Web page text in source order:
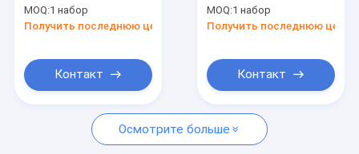
Новости
Запросите цитату
Свертываемое оборудование для навеса
долговечный
электрический
MOQ:1 набор
Получить последнюю цену
Контакт
оптовая продажа
изготовителя
MOQ:1 набор
Получить последнюю цену
Контакт
Осмотрите больше